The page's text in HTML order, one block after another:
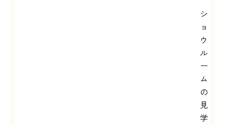
シ
ョ
ウ
ル
ー
ム
の
見
学